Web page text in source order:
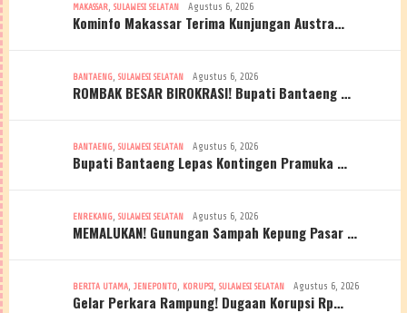
MAKASSAR, SULAWESI SELATAN Agustus 6, 2026
Kominfo Makassar Terima Kunjungan Austra…
BANTAENG, SULAWESI SELATAN Agustus 6, 2026
ROMBAK BESAR BIROKRASI! Bupati Bantaeng …
BANTAENG, SULAWESI SELATAN Agustus 6, 2026
Bupati Bantaeng Lepas Kontingen Pramuka …
ENREKANG, SULAWESI SELATAN Agustus 6, 2026
MEMALUKAN! Gunungan Sampah Kepung Pasar …
BERITA UTAMA, JENEPONTO, KORUPSI, SULAWESI SELATAN Agustus 6, 2026
Gelar Perkara Rampung! Dugaan Korupsi Rp…